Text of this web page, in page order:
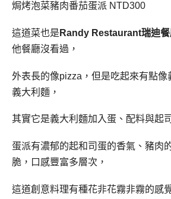
焗烤泡菜豬肉番茄蛋派 NTD300
這道菜也是 Randy Restaurant瑞迪
他餐廳沒看過，
外表長的像pizza，但是吃起來有點像
義大利麵，
其實它是義大利麵加入蛋、配料與起
蛋派有濃郁的起和司蛋的香氣、豬肉
脆，口感豐富多層次，
這道創意料理有種花非花霧非霧的感